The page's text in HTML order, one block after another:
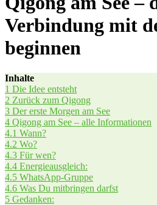
Verbindung mit
beginnen
Inhal­te
1 Die Idee entsteht
2 Zurück zum Qigong
3 Der ers­te Mor­gen am See
4 Qigong am See – alle Informationen
4.1 Wann?
4.2 Wo?
4.3 Für wen?
4.4 Ener­gie­aus­gleich:
4.5 Whats­App-Grup­pe
4.6 Was Du mit­brin­gen darfst
5 Gedan­ken: